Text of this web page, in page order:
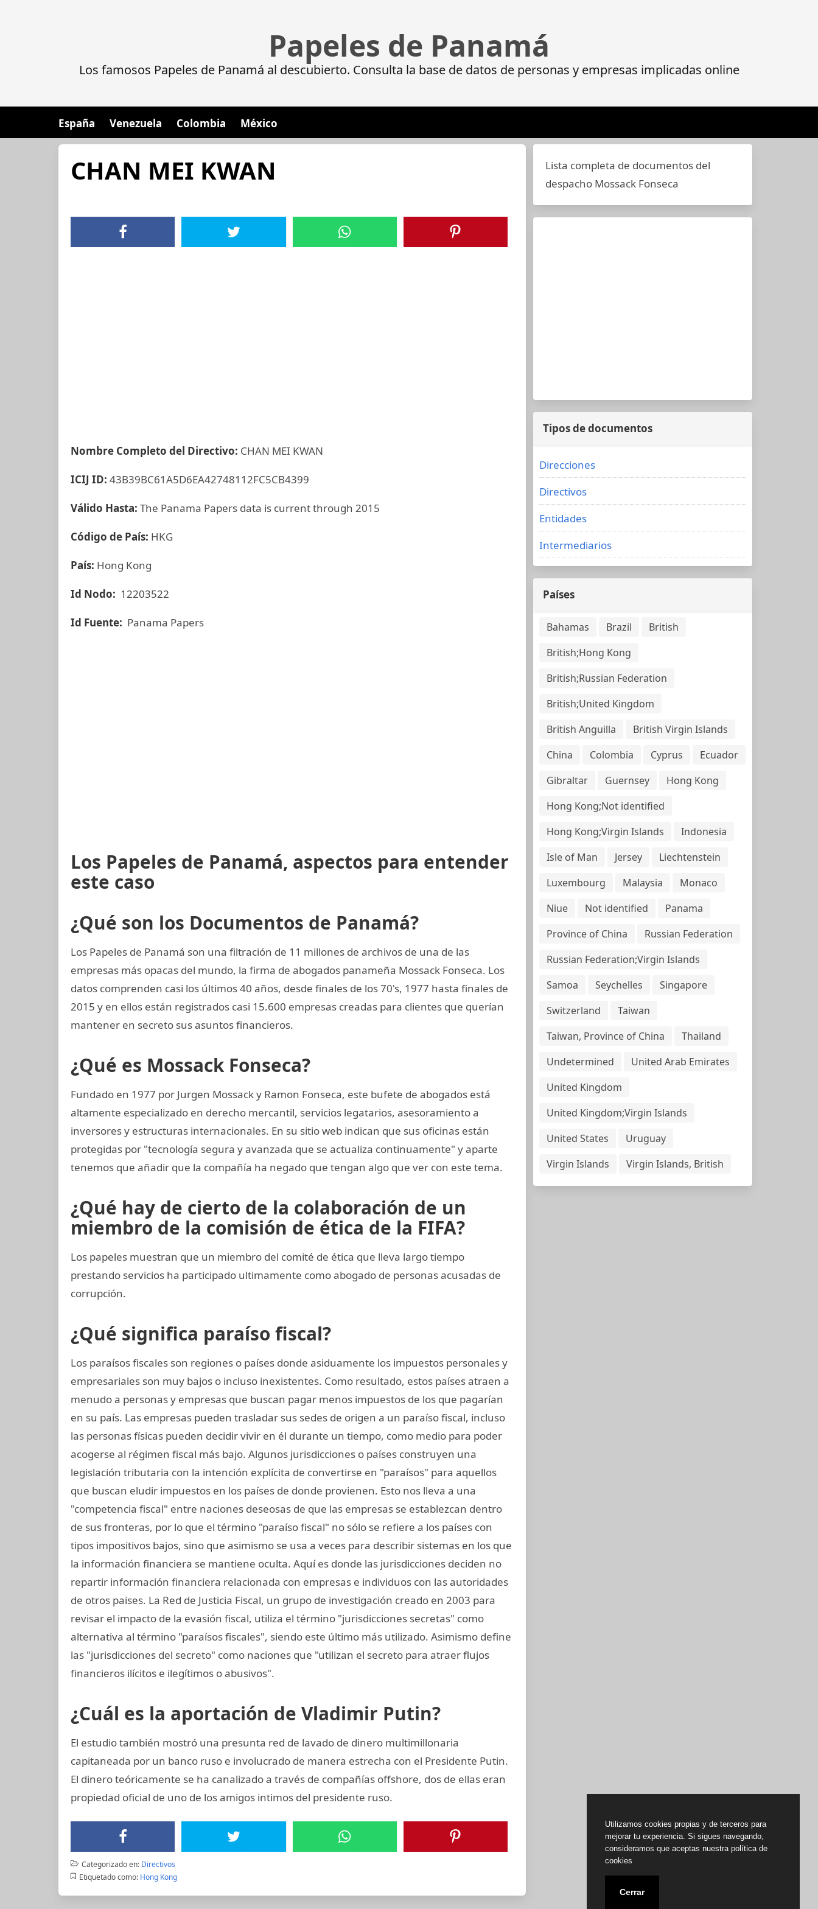
Papeles de Panamá
Los famosos Papeles de Panamá al descubierto. Consulta la base de datos de personas y empresas implicadas online
España Venezuela Colombia México
CHAN MEI KWAN
Nombre Completo del Directivo: CHAN MEI KWAN
ICIJ ID: 43B39BC61A5D6EA42748112FC5CB4399
Válido Hasta: The Panama Papers data is current through 2015
Código de País: HKG
País: Hong Kong
Id Nodo: 12203522
Id Fuente: Panama Papers
Los Papeles de Panamá, aspectos para entender
este caso
¿Qué son los Documentos de Panamá?
Los Papeles de Panamá son una filtración de 11 millones de archivos de una de las
empresas más opacas del mundo, la firma de abogados panameña Mossack Fonseca. Los
datos comprenden casi los últimos 40 años, desde finales de los 70's, 1977 hasta finales de
2015 y en ellos están registrados casi 15.600 empresas creadas para clientes que querían
mantener en secreto sus asuntos financieros.
¿Qué es Mossack Fonseca?
Fundado en 1977 por Jurgen Mossack y Ramon Fonseca, este bufete de abogados está
altamente especializado en derecho mercantil, servicios legatarios, asesoramiento a
inversores y estructuras internacionales. En su sitio web indican que sus oficinas están
protegidas por "tecnología segura y avanzada que se actualiza continuamente" y aparte
tenemos que añadir que la compañía ha negado que tengan algo que ver con este tema.
¿Qué hay de cierto de la colaboración de un
miembro de la comisión de ética de la FIFA?
Los papeles muestran que un miembro del comité de ética que lleva largo tiempo
prestando servicios ha participado ultimamente como abogado de personas acusadas de
corrupción.
¿Qué significa paraíso fiscal?
Los paraísos fiscales son regiones o países donde asiduamente los impuestos personales y
empresariales son muy bajos o incluso inexistentes. Como resultado, estos países atraen a
menudo a personas y empresas que buscan pagar menos impuestos de los que pagarían
en su país. Las empresas pueden trasladar sus sedes de origen a un paraíso fiscal, incluso
las personas físicas pueden decidir vivir en él durante un tiempo, como medio para poder
acogerse al régimen fiscal más bajo. Algunos jurisdicciones o países construyen una
legislación tributaria con la intención explícita de convertirse en "paraísos" para aquellos
que buscan eludir impuestos en los países de donde provienen. Esto nos lleva a una
"competencia fiscal" entre naciones deseosas de que las empresas se establezcan dentro
de sus fronteras, por lo que el término "paraíso fiscal" no sólo se refiere a los países con
tipos impositivos bajos, sino que asimismo se usa a veces para describir sistemas en los que
la información financiera se mantiene oculta. Aquí es donde las jurisdicciones deciden no
repartir información financiera relacionada con empresas e individuos con las autoridades
de otros paises. La Red de Justicia Fiscal, un grupo de investigación creado en 2003 para
revisar el impacto de la evasión fiscal, utiliza el término "jurisdicciones secretas" como
alternativa al término "paraísos fiscales", siendo este último más utilizado. Asimismo define
las "jurisdicciones del secreto" como naciones que "utilizan el secreto para atraer flujos
financieros ilícitos e ilegítimos o abusivos".
¿Cuál es la aportación de Vladimir Putin?
El estudio también mostró una presunta red de lavado de dinero multimillonaria
capitaneada por un banco ruso e involucrado de manera estrecha con el Presidente Putin.
El dinero teóricamente se ha canalizado a través de compañías offshore, dos de ellas eran
propiedad oficial de uno de los amigos intimos del presidente ruso.
Categorizado en: Directivos
Etiquetado como: Hong Kong
Lista completa de documentos del
despacho Mossack Fonseca
Tipos de documentos
Direcciones
Directivos
Entidades
Intermediarios
Países
Bahamas Brazil
British
British;Hong Kong
British;Russian Federation
British;United Kingdom
British Anguilla
British Virgin Islands
China
Colombia Cyprus
Ecuador
Gibraltar
Guernsey
Hong Kong
Hong Kong;Not identified
Hong Kong;Virgin Islands
Indonesia
Isle of Man
Jersey
Liechtenstein
Luxembourg
Malaysia
Monaco
Niue
Not identified
Panama
Province of China
Russian Federation
Russian Federation;Virgin Islands
Samoa
Seychelles
Singapore
Switzerland
Taiwan
Taiwan, Province of China
Thailand
Undetermined
United Arab Emirates
United Kingdom
United Kingdom;Virgin Islands
United States
Uruguay
Virgin Islands
Virgin Islands, British
Utilizamos cookies propias y de terceros para
mejorar tu experiencia. Si sigues navegando,
consideramos que aceptas nuestra política de
cookies
Cerrar